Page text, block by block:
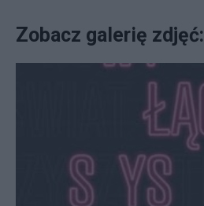
Zobacz galerię zdjęć: